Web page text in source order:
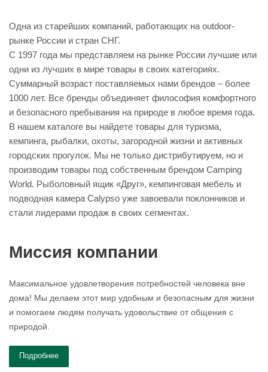
Одна из старейших компаний, работающих на outdoor-
рынке России и стран СНГ.
С 1997 года мы представляем на рынке России лучшие или
одни из лучших в мире товары в своих категориях.
Суммарный возраст поставляемых нами брендов – более
1000 лет. Все бренды объединяет философия комфортного
и безопасного пребывания на природе в любое время года.
В нашем каталоге вы найдете товары для туризма,
кемпинга, рыбалки, охоты, загородной жизни и активных
городских прогулок. Мы не только дистрибутируем, но и
производим товары под собственным брендом Camping
World. Рыболовный ящик «Друг», кемпинговая мебель и
подводная камера Calypso уже завоевали поклонников и
стали лидерами продаж в своих сегментах.
Миссия компании
Максимальное удовлетворения потребностей человека вне
дома! Мы делаем этот мир удобным и безопасным для жизни
и помогаем людям получать удовольствие от общения с
природой.
Подробнее